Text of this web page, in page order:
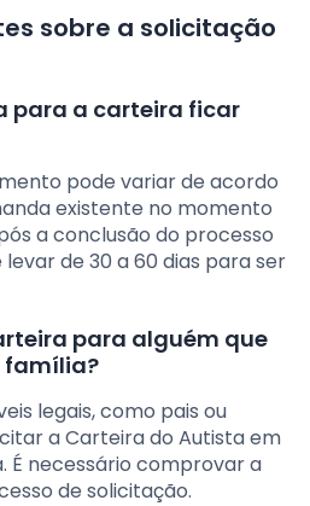
sobre a solicitação
para a carteira ficar
pode variar de acordo
existente no momento
a conclusão do processo
de 30 a 60 dias para ser
para alguém que
família?
legais, como pais ou
a Carteira do Autista em
É necessário comprovar a
de solicitação.